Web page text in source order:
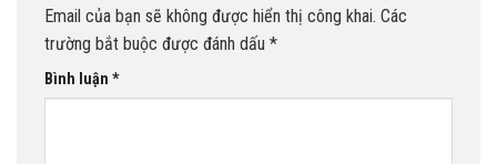
Email của bạn sẽ không được hiển thị công khai. Các
trường bắt buộc được đánh dấu *
Bình luận *